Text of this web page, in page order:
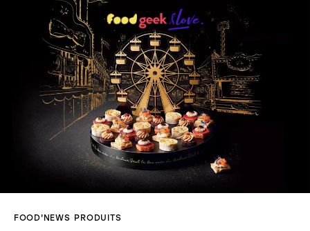
Menu
Food’News
Food’Com
Food’Art
FOOD'NEWS PRODUITS